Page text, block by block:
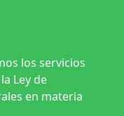
los servicios
Ley de
en materia